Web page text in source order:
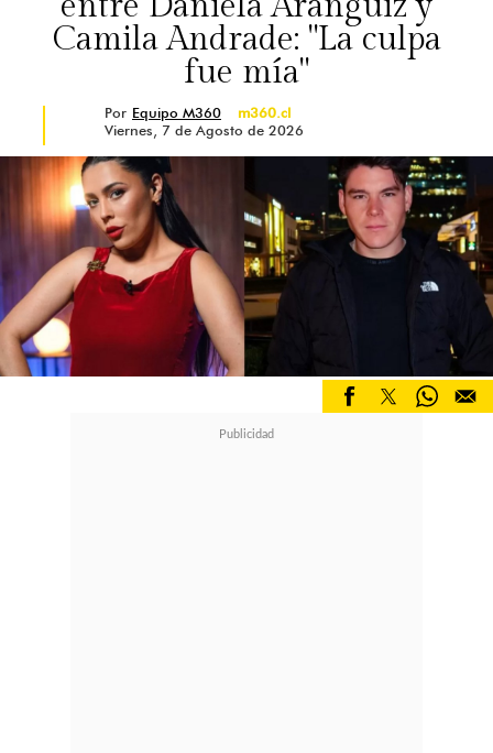
Camila Andrade: "La culpa
fue mía"
Por Equipo M360
m360.cl
Viernes, 7 de Agosto de 2026